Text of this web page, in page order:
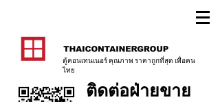
ตู้คอนเทนเนอร์ คุณภาพ ราคาถูกที่สุด เพื่อคน
ไทย
ติดต่อฝ่ายขาย